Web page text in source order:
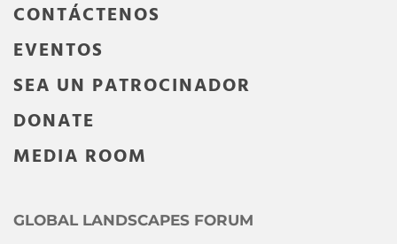
CONTÁCTENOS
EVENTOS
SEA UN PATROCINADOR
DONATE
MEDIA ROOM
GLOBAL LANDSCAPES FORUM